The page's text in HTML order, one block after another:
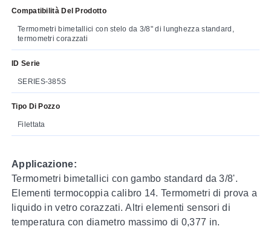
Compatibilità Del Prodotto
Termometri bimetallici con stelo da 3/8" di lunghezza standard,
termometri corazzati
ID Serie
SERIES-385S
Tipo Di Pozzo
Filettata
Applicazione:
Termometri bimetallici con gambo standard da 3/8'.
Elementi termocoppia calibro 14. Termometri di prova a
liquido in vetro corazzati. Altri elementi sensori di
temperatura con diametro massimo di 0,377 in.